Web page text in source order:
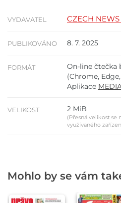
VYDAVATEL CZECH NEWS
PUBLIKOVÁNO 8. 7. 2025
FORMÁT
On-line čtečka
(Chrome,
Aplikace
VELIKOST 2 MiB
(Přesná velikost se
využívaného
Mohlo by se vám